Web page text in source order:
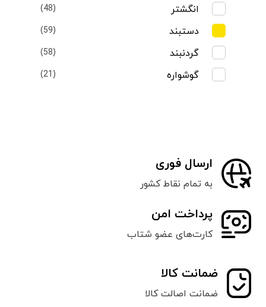
انگشتر (48)
دستبند (59)
گردنبند (58)
گوشواره (21)
ارسال فوری
به تمام نقاط کشور
پرداخت امن
کارت‌های عضو شتاب
ضمانت کالا
ضمانت اصالت کالا